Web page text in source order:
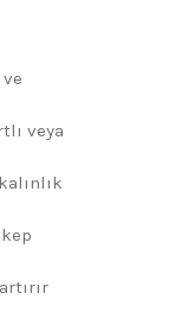
veya